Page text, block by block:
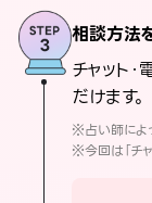
相談方法
チャット
だけます。
※占い師によ
※今回は「チ